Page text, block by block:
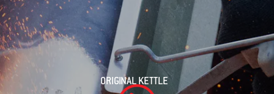
ORIGINAL KETTLE